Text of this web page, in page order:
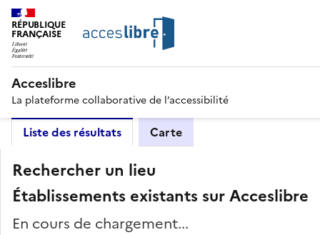
RÉPUBLIQUE
FRANÇAISE
Acceslibre
La plateforme collaborative de l’accessibilité
Liste des résultats Carte
Rechercher un lieu
Établissements existants sur Acceslibre
En cours de chargement...